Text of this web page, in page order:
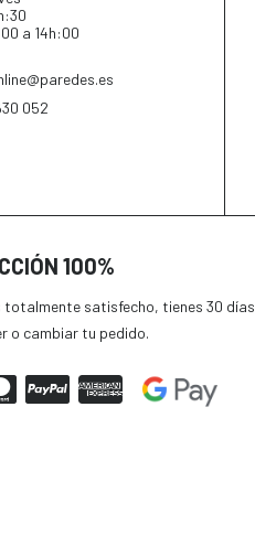
a 14h:00
052
100%
totalmente satisfecho, tienes 30 días
o cambiar tu pedido.